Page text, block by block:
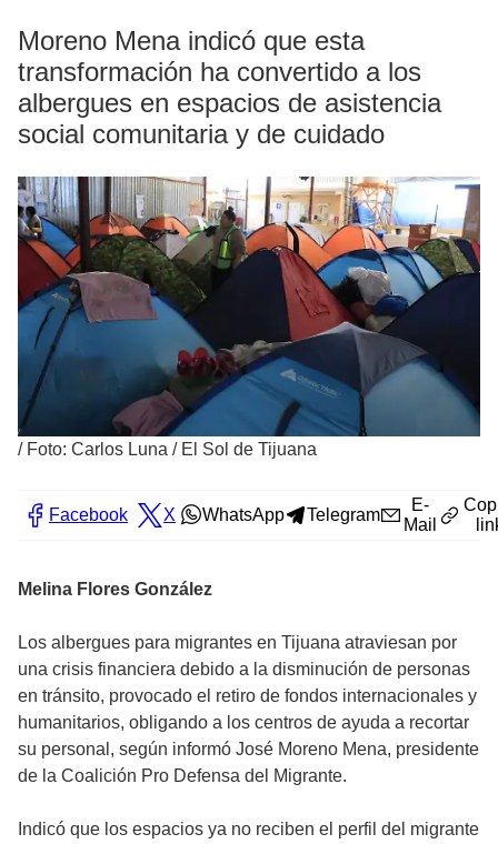
Moreno Mena indicó que esta
transformación ha convertido a los
albergues en espacios de asistencia
social comunitaria y de cuidado
/ Foto: Carlos Luna / El Sol de Tijuana
Facebook X WhatsApp Telegram
E-
Mail
Melina Flores González
Los albergues para migrantes en Tijuana atraviesan por
una crisis financiera debido a la disminución de personas
en tránsito, provocado el retiro de fondos internacionales y
humanitarios, obligando a los centros de ayuda a recortar
su personal, según informó José Moreno Mena, presidente
de la Coalición Pro Defensa del Migrante.
Indicó que los espacios ya no reciben el perfil del migrante